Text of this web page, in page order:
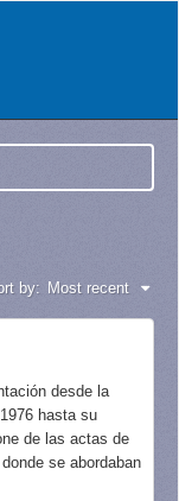
by: Most recent
desde la
hasta su
de las actas de
se abordaban